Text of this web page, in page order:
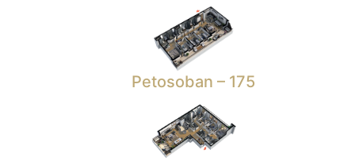
Petosoban – 175